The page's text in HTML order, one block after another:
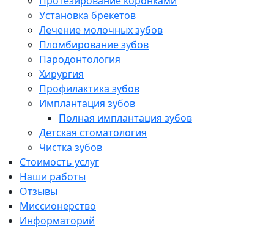
Установка брекетов
Лечение молочных зубов
Пломбирование зубов
Пародонтология
Хирургия
Профилактика зубов
Имплантация зубов
Полная имплантация зубов
Детская стоматология
Чистка зубов
Стоимость услуг
Наши работы
Отзывы
Миссионерство
Информаторий